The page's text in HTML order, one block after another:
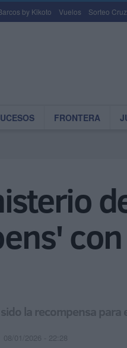
by Kikoto Vuelos Sorteo
FRONTERA
la recompensa
08/01/2026 - 22:28